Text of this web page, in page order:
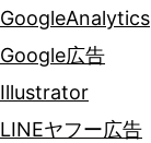
GoogleAnalytics
Google広告
Illustrator
LINEヤフー広告